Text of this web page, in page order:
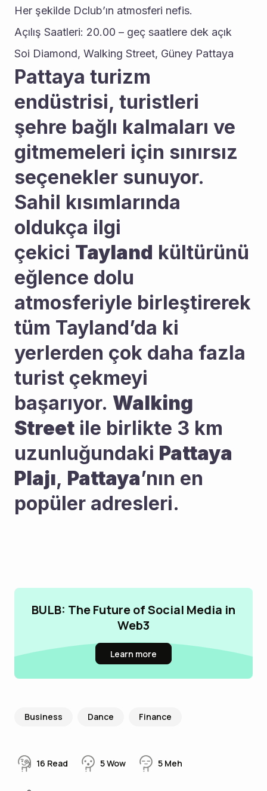
Her şekilde Dclub’ın atmosferi nefis.
Açılış Saatleri: 20.00 – geç saatlere dek açık
Soi Diamond, Walking Street, Güney Pattaya
Pattaya turizm
endüstrisi, turistleri
şehre bağlı kalmaları ve
gitmemeleri için sınırsız
seçenekler sunuyor.
Sahil kısımlarında
oldukça ilgi
çekici Tayland kültürünü
eğlence dolu
atmosferiyle birleştirerek
tüm Tayland’da ki
yerlerden çok daha fazla
turist çekmeyi
başarıyor. Walking
Street ile birlikte 3 km
uzunluğundaki Pattaya
Plajı, Pattaya’nın en
popüler adresleri.
BULB: The Future of Social Media in
Web3
Learn more
Business Dance Finance
16 Read 5Wow 5 Meh